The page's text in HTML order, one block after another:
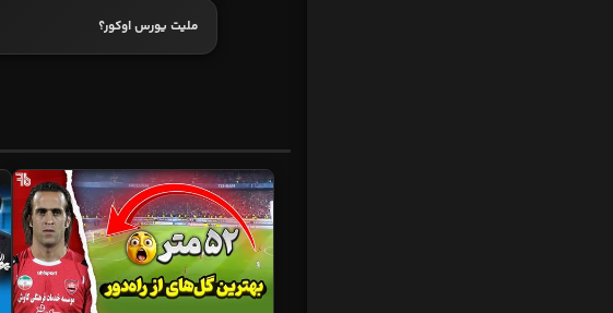
ملیت یورس اوکور؟